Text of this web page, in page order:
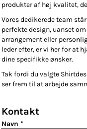
produkter af høj kvalitet,
Vores dedikerede team
perfekte design, uanset
arrangement eller
leder efter, er vi her for at
dine specifikke ønsker.
Tak fordi du valgte
ser frem til at arbejde
Kontakt
Navn *